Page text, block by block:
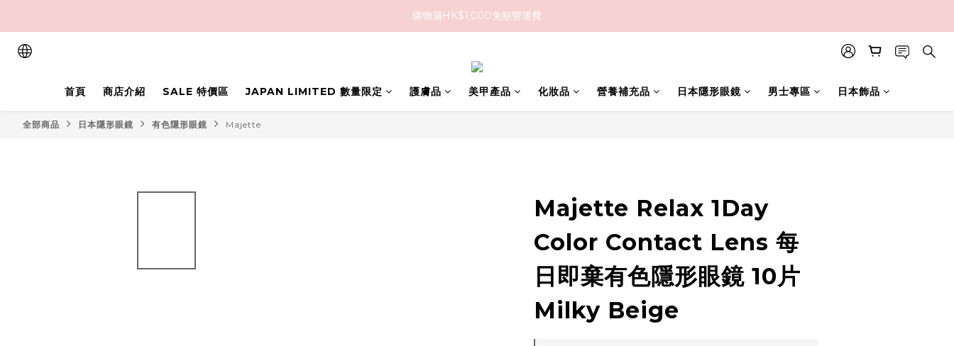
購物滿HK$1,000免順豐運費
購物滿HK$1,000免順豐運費
首頁
商店介紹 SALE 特價區 JAPAN LIMITED 數量限定 護膚品 美甲產品 化妝品 營養補充品 日本隱形眼鏡 男士專區 日本飾品
全部商品 日本隱形眼鏡 有色隱形眼鏡 Majette
Majette Relax 1Day
Color Contact Lens 每
日即棄有色隱形眼鏡 10片
Milky Beige